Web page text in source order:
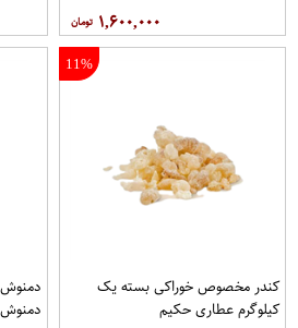
۱,۶۰۰,۰۰۰
11%
کندر مخصوص خوراکی بسته یک
کیلوگرم عطاری حکیم